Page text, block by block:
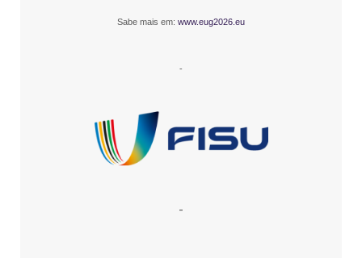
Sabe mais em: www.eug2026.eu
-
-